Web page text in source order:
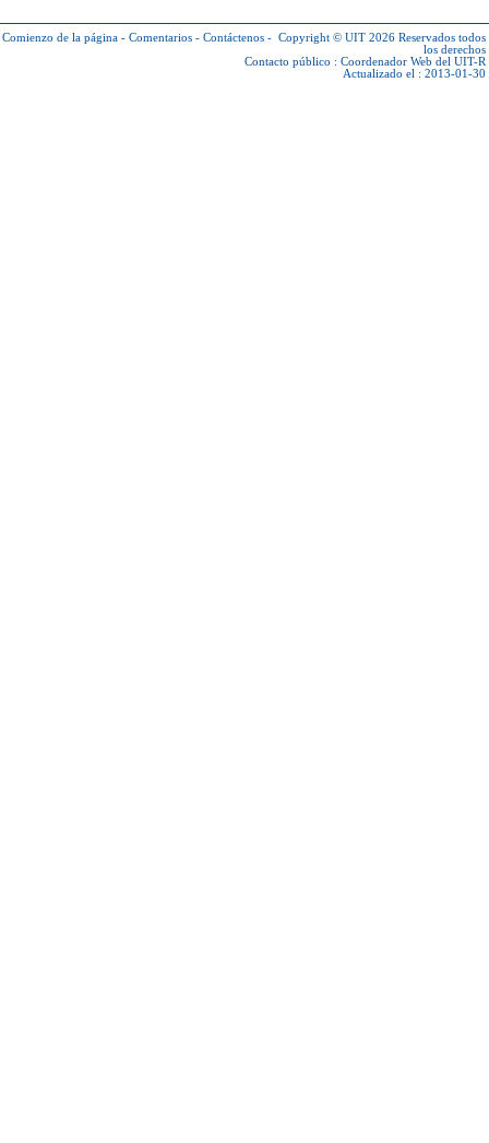
Comienzo de la página - Comentarios - Contáctenos - Copyright © UIT 2026 Reservados todos
los derechos
Contacto público : Coordenador Web del UIT-R
Actualizado el : 2013-01-30